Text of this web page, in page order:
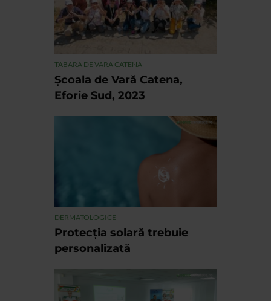
TABARA DE VARA CATENA
Școala de Vară Catena,
Eforie Sud, 2023
DERMATOLOGICE
Protecția solară trebuie
personalizată